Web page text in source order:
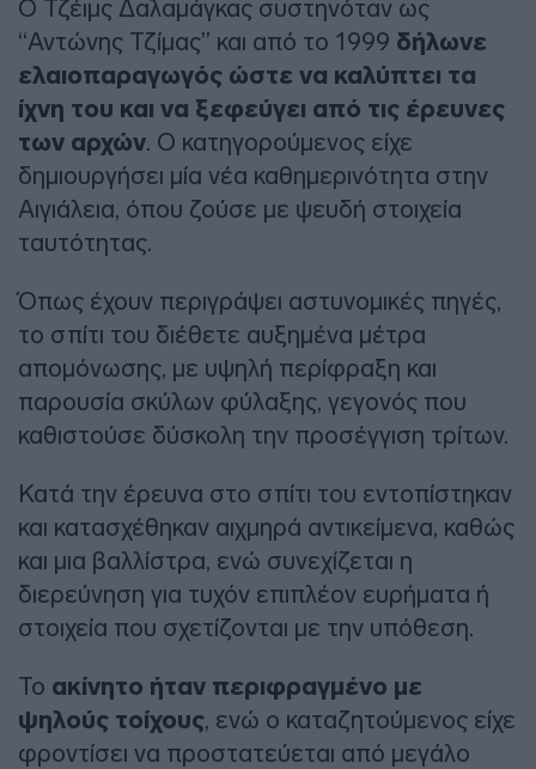
Ο Τζέιμς Δαλαμάγκας συστηνόταν ως
“Αντώνης Τζίμας” και από το 1999 δήλωνε
ελαιοπαραγωγός ώστε να καλύπτει τα
ίχνη του και να ξεφεύγει από τις έρευνες
των αρχών. Ο κατηγορούμενος είχε
δημιουργήσει μία νέα καθημερινότητα στην
Αιγιάλεια, όπου ζούσε με ψευδή στοιχεία
ταυτότητας.
Όπως έχουν περιγράψει αστυνομικές πηγές,
το σπίτι του διέθετε αυξημένα μέτρα
απομόνωσης, με υψηλή περίφραξη και
παρουσία σκύλων φύλαξης, γεγονός που
καθιστούσε δύσκολη την προσέγγιση τρίτων.
Κατά την έρευνα στο σπίτι του εντοπίστηκαν
και κατασχέθηκαν αιχμηρά αντικείμενα, καθώς
και μια βαλλίστρα, ενώ συνεχίζεται η
διερεύνηση για τυχόν επιπλέον ευρήματα ή
στοιχεία που σχετίζονται με την υπόθεση.
Το ακίνητο ήταν περιφραγμένο με
ψηλούς τοίχους, ενώ ο καταζητούμενος είχε
φροντίσει να προστατεύεται από μεγάλο